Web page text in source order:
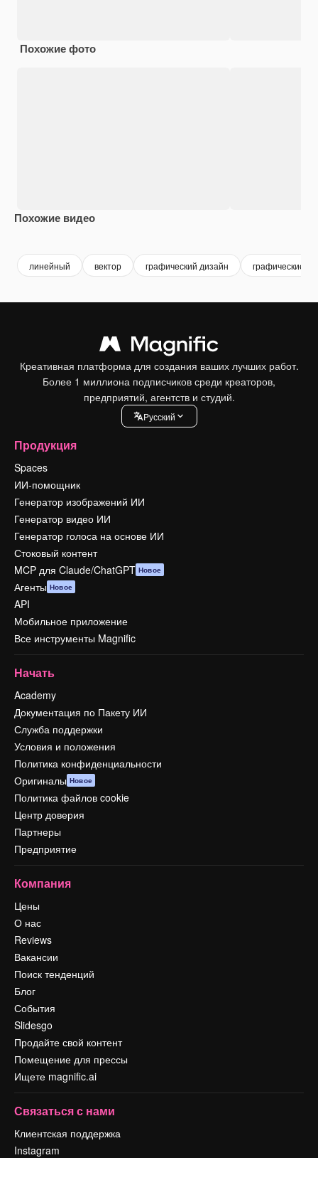
Похожие фото
Похожие видео
линейный вектор графический дизайн графические
Креативная платформа для создания ваших лучших работ.
Более 1 миллиона подписчиков среди креаторов,
предприятий, агентств и студий.
Pусский
Продукция
Spaces
ИИ-помощник
Генератор изображений ИИ
Генератор видео ИИ
Генератор голоса на основе ИИ
Стоковый контент
MCP для Claude/ChatGPT Новое
Агенты Новое
API
Мобильное приложение
Все инструменты Magnific
Начать
Academy
Документация по Пакету ИИ
Служба поддержки
Условия и положения
Политика конфиденциальности
Оригиналы Новое
Политика файлов cookie
Центр доверия
Партнеры
Предприятие
Компания
Цены
О нас
Reviews
Вакансии
Поиск тенденций
Блог
События
Slidesgo
Продайте свой контент
Помещение для прессы
Ищете magnific.ai
Связаться с нами
Клиентская поддержка
Instagram